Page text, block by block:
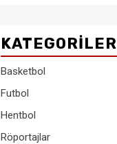
KATEGORILER
Basketbol
Futbol
Hentbol
Röportajlar